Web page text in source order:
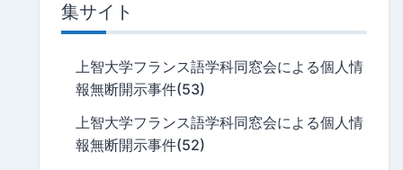
集サイト
上智大学フランス語学科同窓会による個人情
報無断開示事件(53)
上智大学フランス語学科同窓会による個人情
報無断開示事件(52)